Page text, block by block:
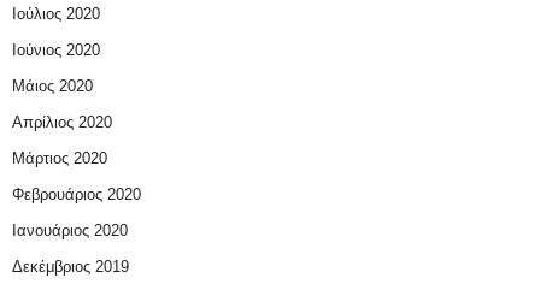
Ιούλιος 2020
Ιούνιος 2020
Μάιος 2020
Απρίλιος 2020
Μάρτιος 2020
Φεβρουάριος 2020
Ιανουάριος 2020
Δεκέμβριος 2019